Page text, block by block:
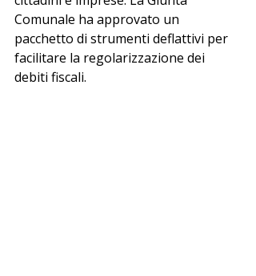
Comunale ha approvato un
pacchetto di strumenti deflattivi per
facilitare la regolarizzazione dei
debiti fiscali.